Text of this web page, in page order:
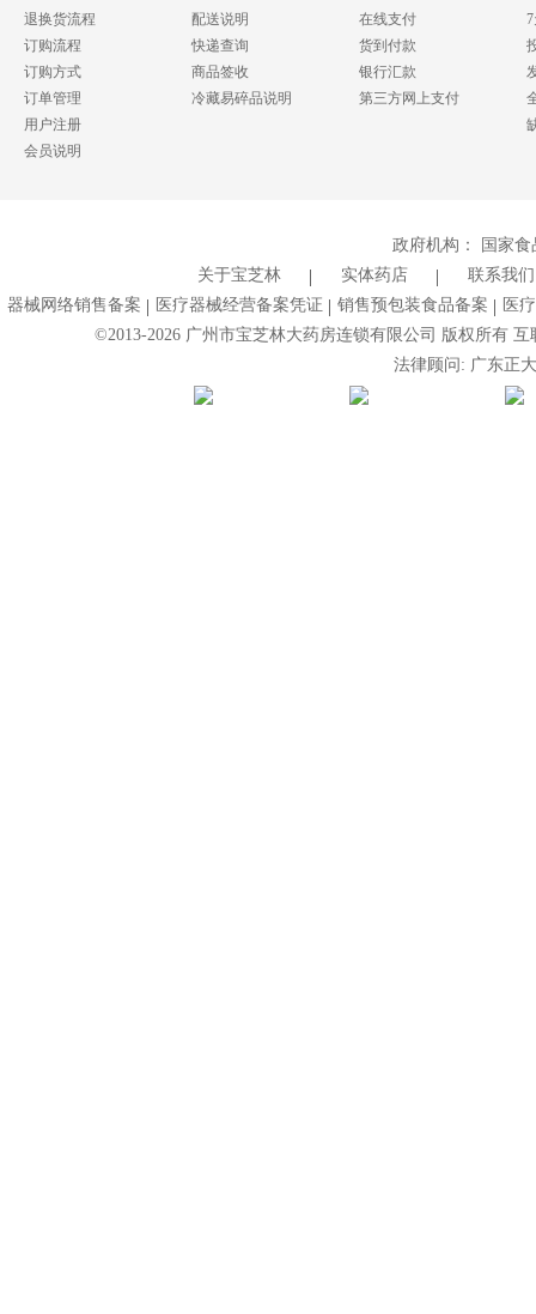
退换货流程
订购流程
订购方式
订单管理
用户注册
会员说明
配送说明
快递查询
商品签收
冷藏易碎品说明
在线支付
货到付款
银行汇款
第三方网上支付
政府机构：
国家
关于宝芝林
实体药店
联系我们
器械网络销售备案
医疗器械经营备案凭证 销售预包装食品备案
医
©2013-2026广州市宝芝林大药房连锁有限公司 版权所有
法律顾问: 广东正